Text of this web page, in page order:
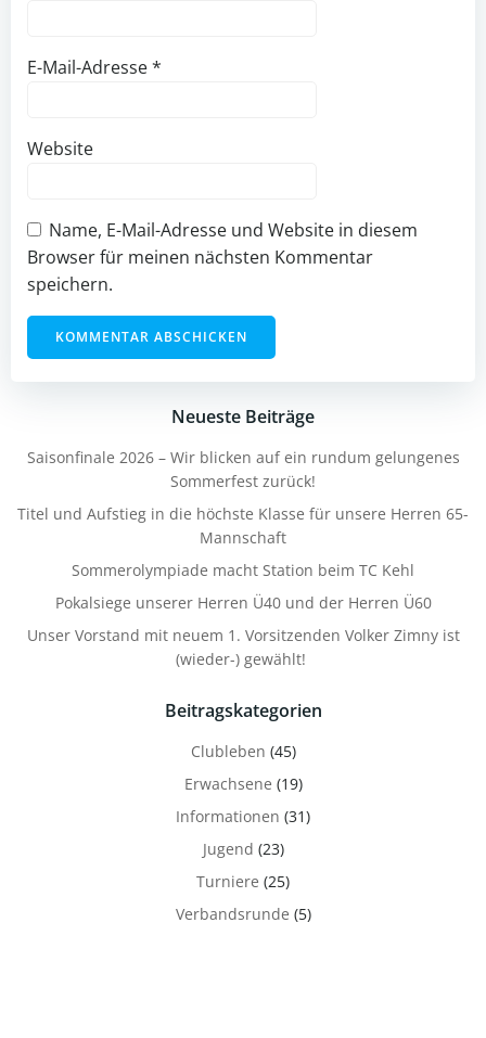
E-Mail-Adresse*
Website
Name, E-Mail-Adresse und Website in diesem
Browser für meinen nächsten Kommentar
speichern.
Neueste Beiträge
Saisonfinale 2026 – Wir blicken auf ein rundum gelungenes
Sommerfest zurück!
Titel und Aufstieg in die höchste Klasse für unsere Herren 65-
Mannschaft
Sommerolympiade macht Station beim TC Kehl
Pokalsiege unserer Herren Ü40 und der Herren Ü60
Unser Vorstand mit neuem 1. Vorsitzenden Volker Zimny ist
(wieder-) gewählt!
Beitragskategorien
Clubleben (45)
Erwachsene (19)
Informationen (31)
Jugend (23)
Turniere (25)
Verbandsrunde (5)